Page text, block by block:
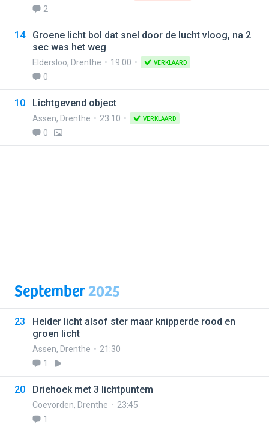
2
14
Groene licht bol dat snel door de lucht vloog, na 2
sec was het weg
Eldersloo, Drenthe 19:00 VERKLAARD
0
10 Lichtgevend object
Assen, Drenthe 23:10 VERKLAARD
0
September2025
23
Helder licht alsof ster maar knipperde rood en
groen licht
Assen, Drenthe
21:30
1
20 Driehoek met 3 lichtpuntem
Coevorden, Drenthe
23:45
1